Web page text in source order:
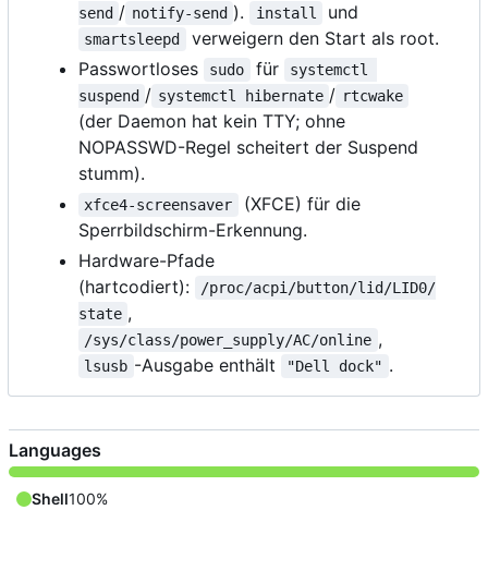
send / notify-send ). install und
smartsleepd
verweigern den Start als root.
Passwortloses
sudo für
systemctl
suspend / systemctl hibernate / rtcwake
(der Daemon hat kein TTY; ohne
NOPASSWD-Regel scheitert der Suspend
stumm).
xfce4-screensaver
(XFCE) für die
Sperrbildschirm-Erkennung.
Hardware-Pfade
(hartcodiert):
/proc/acpi/button/lid/LID0/
state ,
/sys/class/power_supply/AC/online ,
lsusb -Ausgabe enthält "Dell dock" .
Languages
Shell100%